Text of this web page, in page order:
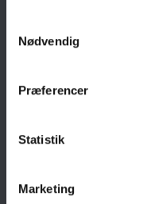
Nødvendig
Præferencer
Statistik
Marketing